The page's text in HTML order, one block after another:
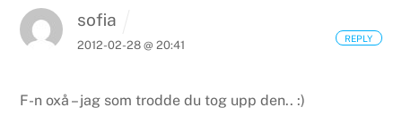
sofia
2012-02-28 @ 20:41
F-n oxå – jag som trodde du tog upp den.. :)
REPLY